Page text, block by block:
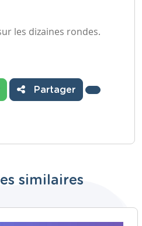
les dizaines rondes.
Partager
similaires